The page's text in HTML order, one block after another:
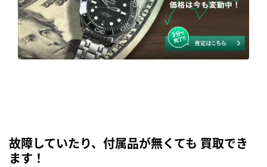
故障していたり、付属品が無くても 買取でき
ます！